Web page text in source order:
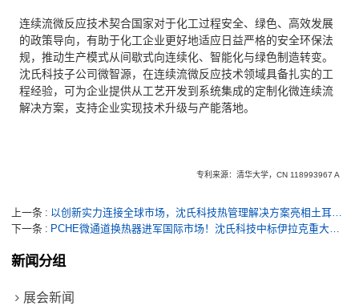
连续流微反应技术契合国家对于化工过程安全、绿色、高效发展
的政策导向，有助于化工企业更好地适应日益严格的安全环保法
规，推动生产模式从间歇式向连续化、智能化与绿色制造转变。
沈氏科技子公司微智源，在连续流微反应技术领域具备扎实的工
程经验，可为企业提供从工艺开发到系统集成的定制化微连续流
解决方案，支持企业实现技术升级与产能落地。
专利来源：清华大学，CN 118993967 A
上一条
以创新实力连接全球市场，沈氏科技热管理解决方案亮相土耳其制冷展、韩国海事展
下一条
PCHE微通道换热器进军国际市场！沈氏科技中标伊拉克重大能源项目，护航天然气处理厂建设
新闻分组
展会新闻